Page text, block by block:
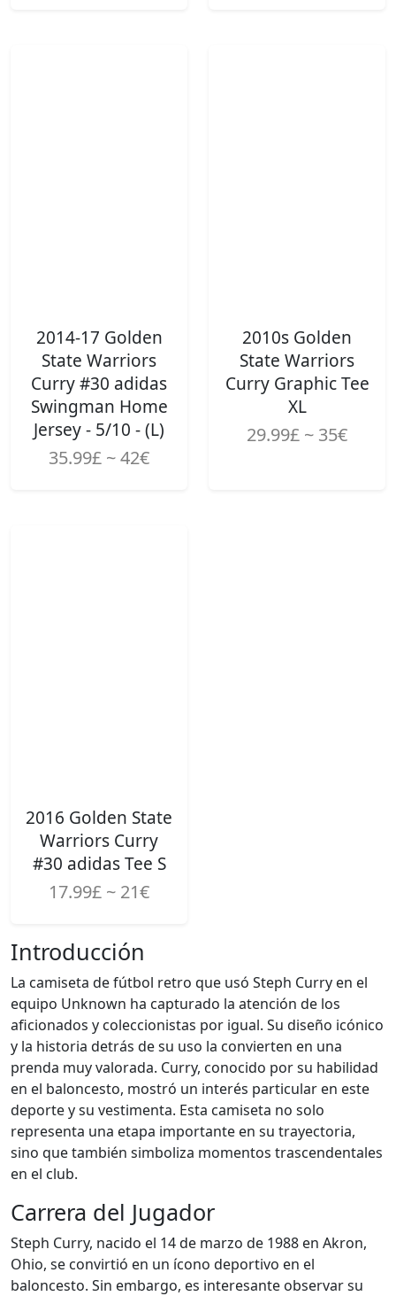
2014-17 Golden
State Warriors
Curry #30 adidas
Swingman Home
Jersey - 5/10 - (L)
35.99£ ~ 42€
2010s Golden
State Warriors
Curry Graphic Tee
XL
29.99£ ~ 35€
2016 Golden State
Warriors Curry
#30 adidas Tee S
17.99£ ~ 21€
Introducción
La camiseta de fútbol retro que usó Steph Curry en el
equipo Unknown ha capturado la atención de los
aficionados y coleccionistas por igual. Su diseño icónico
y la historia detrás de su uso la convierten en una
prenda muy valorada. Curry, conocido por su habilidad
en el baloncesto, mostró un interés particular en este
deporte y su vestimenta. Esta camiseta no solo
representa una etapa importante en su trayectoria,
sino que también simboliza momentos trascendentales
en el club.
Carrera del Jugador
Steph Curry, nacido el 14 de marzo de 1988 en Akron,
Ohio, se convirtió en un ícono deportivo en el
baloncesto. Sin embargo, es interesante observar su